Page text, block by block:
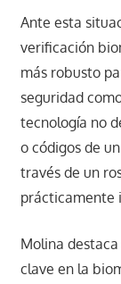
Ante esta
verificación
más robusto
seguridad
tecnología no
o códigos de
través de un
prácticamente
Molina
clave en la